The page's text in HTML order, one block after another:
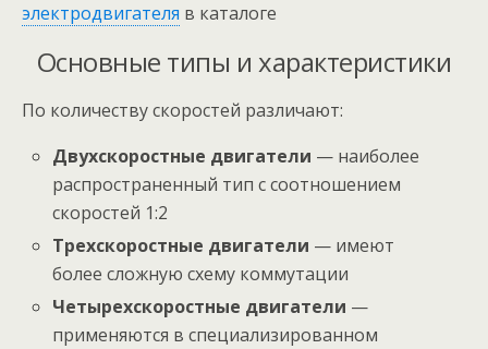
электродвигателя в каталоге
Основные типы и характеристики
По количеству скоростей различают:
Двухскоростные двигатели — наиболее
распространенный тип с соотношением
скоростей 1:2
Трехскоростные двигатели — имеют
более сложную схему коммутации
Четырехскоростные двигатели —
применяются в специализированном